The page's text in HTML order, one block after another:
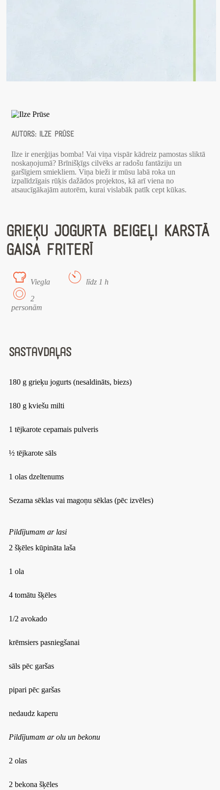
Autors: Ilze Prūse
Ilze ir enerģijas bomba! Vai viņa vispār kādreiz pamostas sliktā
noskaņojumā? Brīnišķīgs cilvēks ar radošu fantāziju un
garšīgiem smiekliem. Viņa bieži ir mūsu labā roka un
izpalīdzīgais rūķis dažādos projektos, kā arī viena no
atsaucīgākajām autorēm, kurai vislabāk patīk cept kūkas.
GRIEĶU JOGURTA BEIGEĻI KARSTĀ
GAISA FRITERĪ
Viegla
līdz 1 h
2
personām
Sastāvdaļas
180 g grieķu jogurts (nesaldināts, biezs)
180 g kviešu milti
1 tējkarote cepamais pulveris
½ tējkarote sāls
1 olas dzeltenums
Sezama sēklas vai magoņu sēklas (pēc izvēles)
Pildījumam ar lasi
2 šķēles kūpināta laša
1 ola
4 tomātu šķēles
1/2 avokado
krēmsiers pasniegšanai
sāls pēc garšas
pipari pēc garšas
nedaudz kaperu
Pildījumam ar olu un bekonu
2 olas
2 bekona šķēles